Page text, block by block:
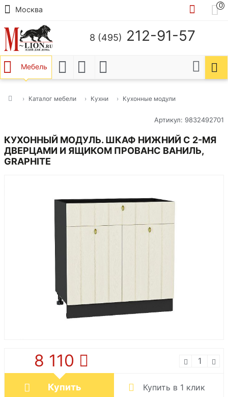
Москва
0
8 (495) 212-91-57
Мебель
Каталог мебели Кухни Кухонные модули
Артикул: 9832492701
КУХОННЫЙ МОДУЛЬ. ШКАФ НИЖНИЙ С 2-МЯ
ДВЕРЦАМИ И ЯЩИКОМ ПРОВАНС ВАНИЛЬ,
GRAPHITE
8 110
Купить Купить в 1 клик